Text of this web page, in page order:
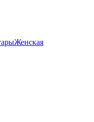
Женская